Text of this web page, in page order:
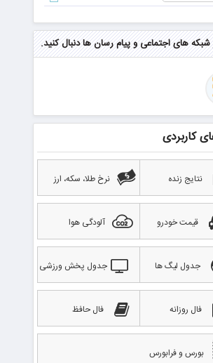
مهم‌ترین مهارت برای موفقیت از
نگاه وارن بافت و جف بزوس
منتظر سقوط قی
بهترین صرافی ارز دیجیتال
خارجی بدون تحریم را بشناسید؛
آپدیت ۲۰۲۶
شبکه های اجتماعی و پیام رسان ها دنبال کنید.
کاربردی
نتایج زنده نرخ طلا، سکه، ارز
قیمت خودرو آلودگی هوا
جدول لیگ ها جدول پخش ورزشی
فال روزانه فال حافظ
بورس و فرابورس